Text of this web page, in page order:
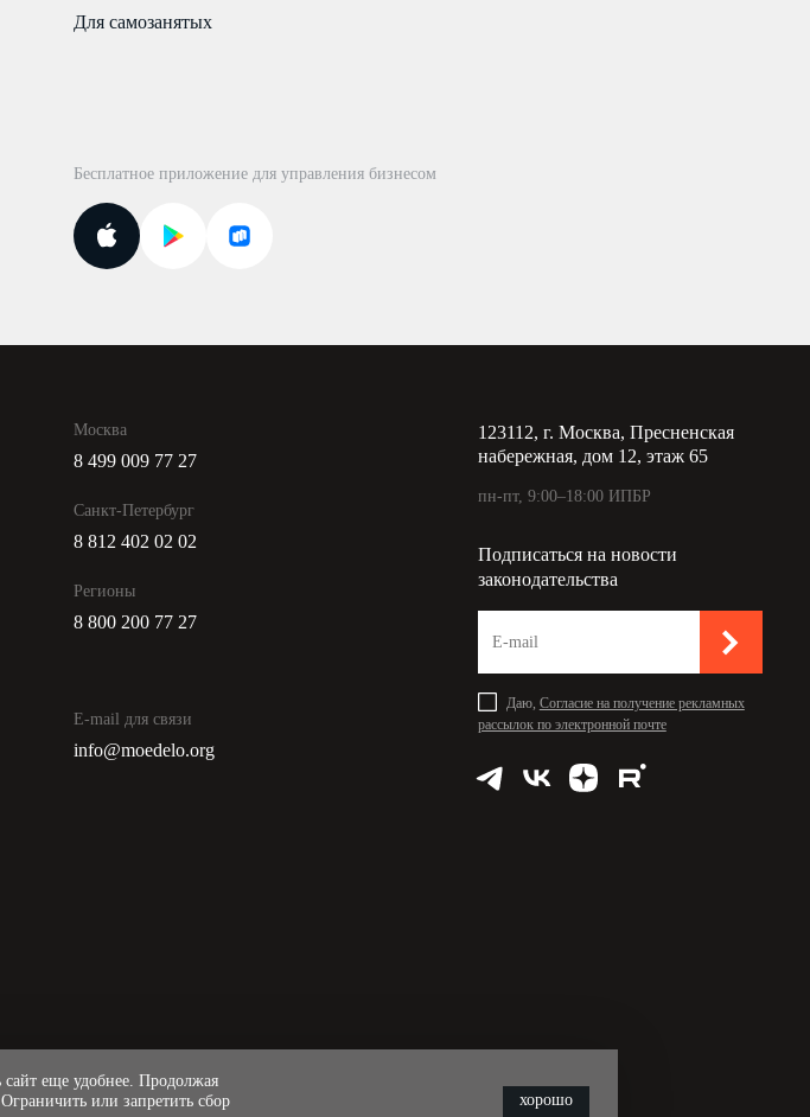
Для самозанятых
Бесплатное приложение для управления бизнесом
Москва
8 499 009 77 27
Санкт-Петербург
8 812 402 02 02
Регионы
8 800 200 77 27
E-mail для связи
info@moedelo.org
123112, г. Москва, Пресненская
набережная, дом 12, этаж 65
пн-пт, 9:00–18:00 ИПБР
Подписаться на новости
законодательства
Даю, Согласие на получение рекламных
рассылок по электронной почте
еще удобнее. Продолжая
или запретить сбор
хорошо